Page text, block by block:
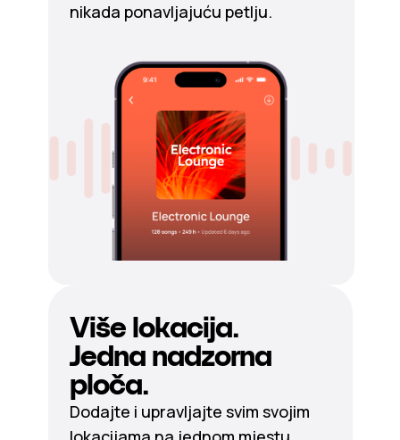
nikada ponavljajuću petlju.
Više lokacija.
Jedna nadzorna
ploča.
Dodajte i upravljajte svim svojim